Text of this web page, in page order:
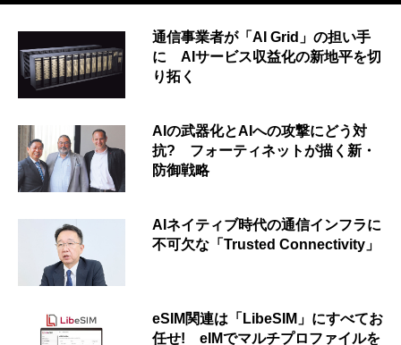
通信事業者が「AI Grid」の担い手
に AIサービス収益化の新地平を切
り拓く
AIの武器化とAIへの攻撃にどう対
抗? フォーティネットが描く新・
防御戦略
AIネイティブ時代の通信インフラに
不可欠な「Trusted Connectivity」
eSIM関連は「LibeSIM」にすべてお
任せ! eIMでマルチプロファイルを